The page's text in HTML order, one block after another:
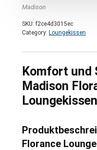
Madison
SKU:f2ce4d3015ec
Category: Loungekissen
Komfort und
Madison
Florance